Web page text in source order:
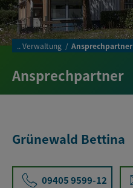
.. Verwaltung Ansprechpartner
Ansprechpartner
Grünewald Bettina
09405 9599-12